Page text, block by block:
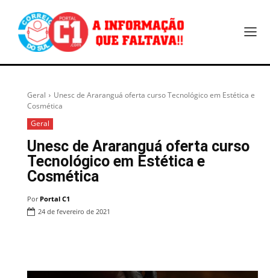
Geral
Unesc de Araranguá oferta curso Tecnológico em Estética e
Cosmética
Geral
Unesc de Araranguá oferta curso
Tecnológico em Estética e
Cosmética
Por Portal C1
24 de fevereiro de 2021